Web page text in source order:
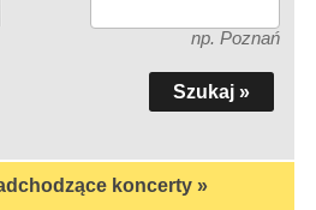
np. Poznań
koncerty »